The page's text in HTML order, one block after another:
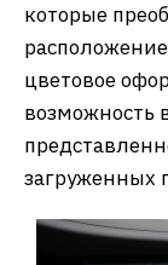
которые
цветовое
возможность
загруженных